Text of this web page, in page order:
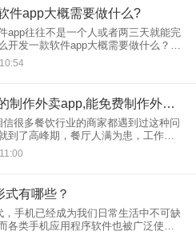
件app大概需要做什么?
app往往不是一个人或者两三天就能完
开发一款软件app大概需要做什么？开
哪些呢？ 不管是客户有需求还
司
如何简单的制作外卖app,能免费制作外卖软件的方法
信很多餐饮行业的商家都遇到过这种问
到了高峰期，餐厅人满为患，工作人
厨房来回跑，顾客等得不耐烦等了很
卖平台的高价也让普通餐饮商家生存
式有哪些？
，手机已经成为我们日常生活中不可缺
各类手机应用程序软件也被广泛使